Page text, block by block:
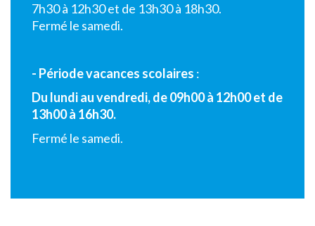
7h30 à 12h30 et de 13h30 à 18h30.
Fermé le samedi.
- Période vacances scolaires :
Du lundi au vendredi, de 09h00 à 12h00 et de
13h00 à 16h30.
Fermé le samedi.